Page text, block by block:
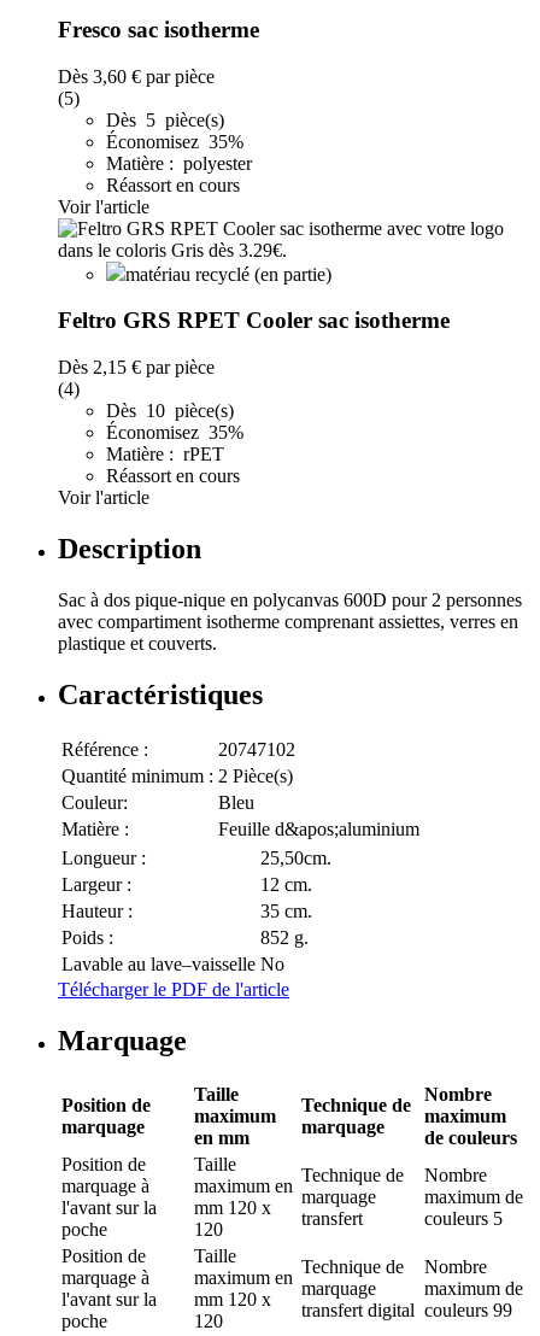
Fresco sac isotherme
Dès 3,60 € par pièce
(5)
Dès 5 pièce(s)
Économisez 35%
Matière : polyester
Réassort en cours
Voir l'article
matériau recyclé (en partie)
Feltro GRS RPET Cooler sac isotherme
Dès 2,15 € par pièce
(4)
Dès 10 pièce(s)
Économisez 35%
Matière : rPET
Réassort en cours
Voir l'article
Description
Sac à dos pique-nique en polycanvas 600D pour 2 personnes
avec compartiment isotherme comprenant assiettes, verres en
plastique et couverts.
Caractéristiques
Référence :
20747102
Quantité minimum : 2 Pièce(s)
Couleur:
Bleu
Matière :
Feuille d&apos;aluminium
Longueur :
25,50cm.
Largeur :
12 cm.
Hauteur :
35 cm.
Poids :
852 g.
Lavable au lave–vaisselle No
Télécharger le PDF de l'article
Marquage
Position de
marquage
Taille
maximum
en mm
Technique de
marquage
Nombre
maximum
de couleurs
Position de
marquage à
l'avant sur la
poche
Taille
maximum en
mm 120 x
120
Technique de
marquage
transfert
Nombre
maximum de
couleurs 5
Position de
marquage à
l'avant sur la
poche
Taille
maximum en
mm 120 x
120
Technique de
marquage
transfert digital
Nombre
maximum de
couleurs 99